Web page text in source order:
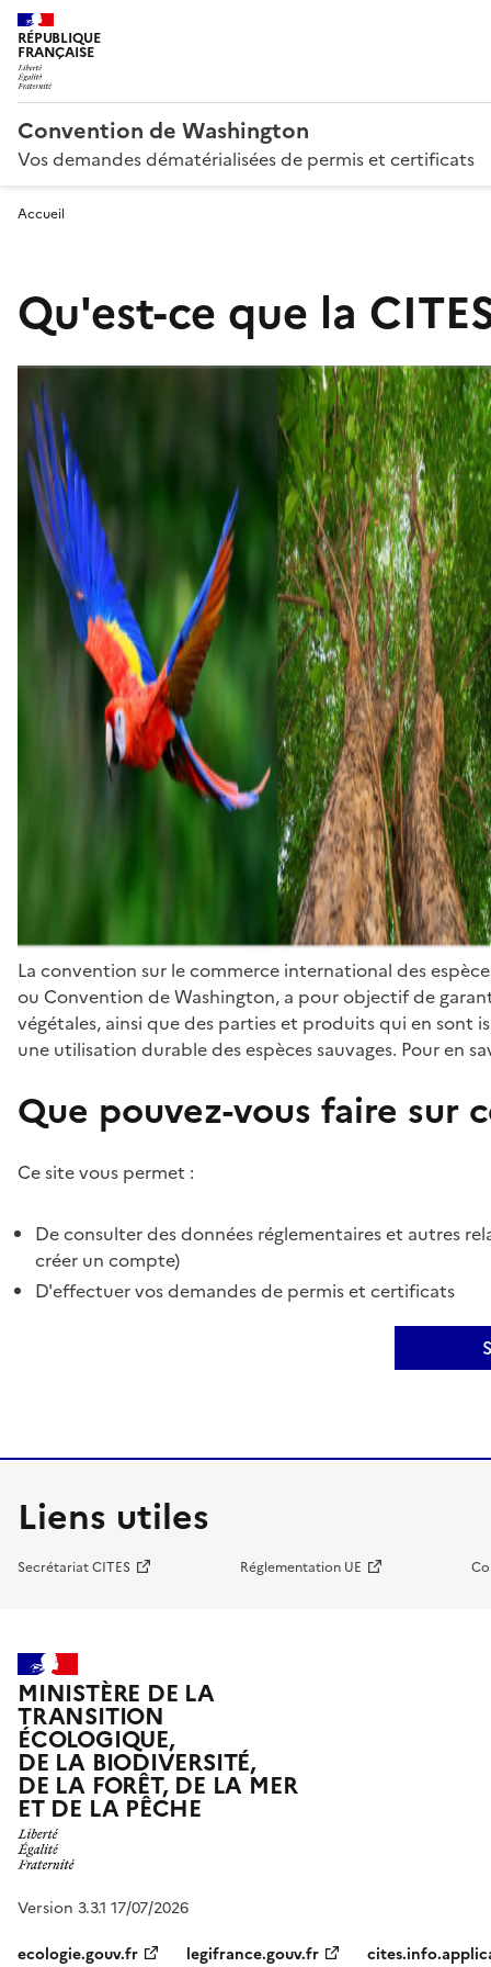
RÉPUBLIQUE
FRANÇAISE
Convention de Washington
Vos demandes dématérialisées de permis et certificats
Accueil
Qu'est-ce que la
La convention sur le commerce international des
ou Convention de Washington, a pour objectif de
végétales, ainsi que des parties et produits qui en sont
une utilisation durable des espèces sauvages. Pour en
Que pouvez-vous faire sur
Ce site vous permet :
De consulter des données réglementaires et autres
créer un compte)
D'effectuer vos demandes de permis et certificats
Liens utiles
Secrétariat CITES Réglementation UE
MINISTÈRE DE LA
TRANSITION
ÉCOLOGIQUE,
DE LA BIODIVERSITÉ,
DE LA FORÊT, DE LA MER
ET DE LA PÊCHE
Version 3.3.1 17/07/2026
ecologie.gouv.fr
legifrance.gouv.fr